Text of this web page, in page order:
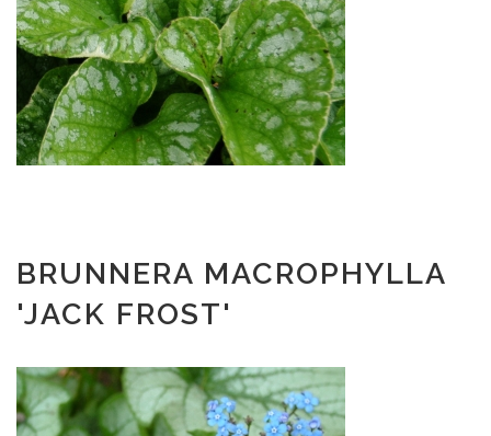
BRUNNERA MACROPHYLLA
'JACK FROST'